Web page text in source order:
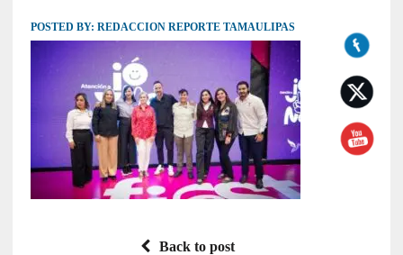
POSTED BY: REDACCION REPORTE TAMAULIPAS
Back to post